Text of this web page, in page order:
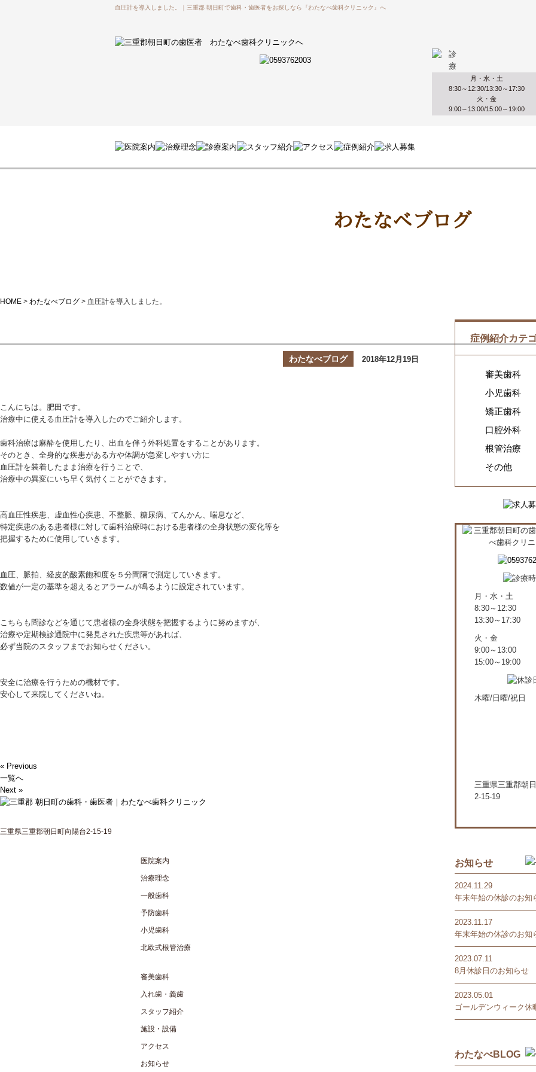
血圧計を導入しました。｜三重郡 朝日町で歯科・歯医者をお探しなら『わたなべ歯科クリニック』へ
月・水・土
8:30～12:30/13:30～17:30
火・金
9:00～13:00/15:00～19:00
わたなべブログ
HOME > わたなべブログ > 血圧計を導入しました。
わたなべブログ 2018年12月19日
こんにちは。肥田です。
治療中に使える血圧計を導入したのでご紹介します。
歯科治療は麻酔を使用したり、出血を伴う外科処置をすることがあります。
そのとき、全身的な疾患がある方や体調が急変しやすい方に
血圧計を装着したまま治療を行うことで、
治療中の異変にいち早く気付くことができます。
高血圧性疾患、虚血性心疾患、不整脈、糖尿病、てんかん、喘息など、
特定疾患のある患者様に対して歯科治療時における患者様の全身状態の変化等を
把握するために使用していきます。
血圧、脈拍、経皮的酸素飽和度を５分間隔で測定していきます。
数値が一定の基準を超えるとアラームが鳴るように設定されています。
こちらも問診などを通じて患者様の全身状態を把握するように努めますが、
治療や定期検診通院中に発見された疾患等があれば、
必ず当院のスタッフまでお知らせください。
安全に治療を行うための機材です。
安心して来院してくださいね。
« Previous
一覧へ
Next »
症例紹介カテ
審美歯科
小児歯科
矯正歯科
口腔外科
根管治療
その他
月・水・土
8:30～12:30
13:30～17:30
火・金
9:00～13:00
15:00～19:00
木曜/日曜/祝日
三重県三重郡朝
2-15-19
お知らせ
2024.11.29
年末年始の休診のお知
2023.11.17
年末年始の休診のお知
2023.07.11
8月休診日のお知らせ
2023.05.01
ゴールデンウィーク休
わたなべBLOG
三重県三重郡朝日町向陽台2-15-19
医院案内
治療理念
一般歯科
予防歯科
小児歯科
北欧式根管治療
審美歯科
入れ歯・義歯
スタッフ紹介
施設・設備
アクセス
お知らせ